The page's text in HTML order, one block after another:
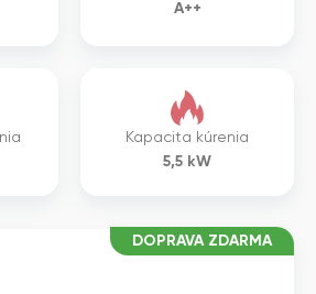
A++
Kapacita kúrenia
5,5 kW
DOPRAVA ZDARMA